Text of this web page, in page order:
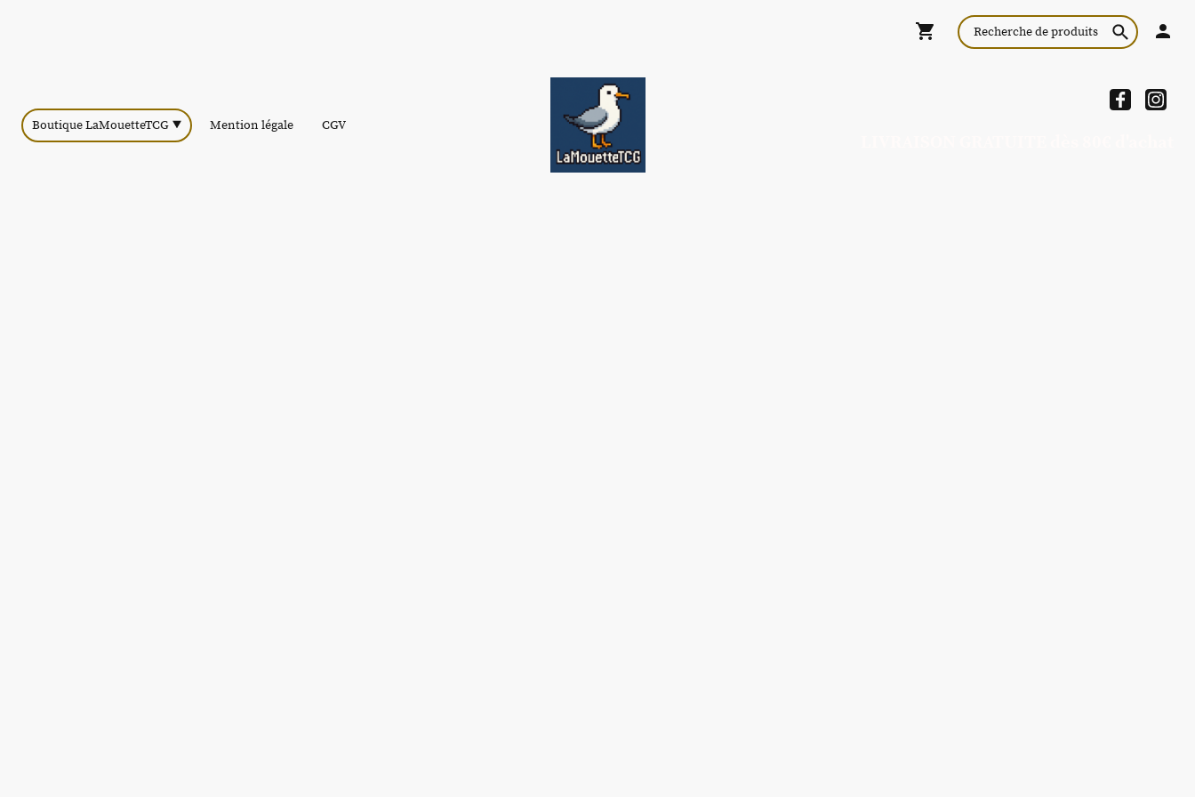
Boutique LaMouetteTCG Mention légale CGV